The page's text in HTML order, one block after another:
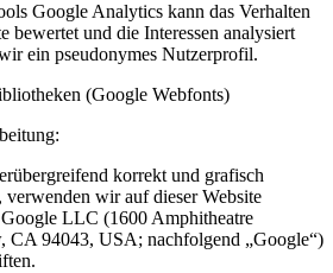
Google Analytics kann das Verhalten
bewertet und die Interessen analysiert
ein pseudonymes Nutzerprofil.
(Google Webfonts)
korrekt und grafisch
verwenden wir auf dieser Website
LLC (1600 Amphitheatre
CA 94043, USA; nachfolgend „Google“)